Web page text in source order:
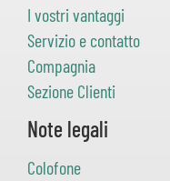
I vostri vantaggi
Servizio e contatto
Compagnia
Sezione Clienti
Note legali
Colofone